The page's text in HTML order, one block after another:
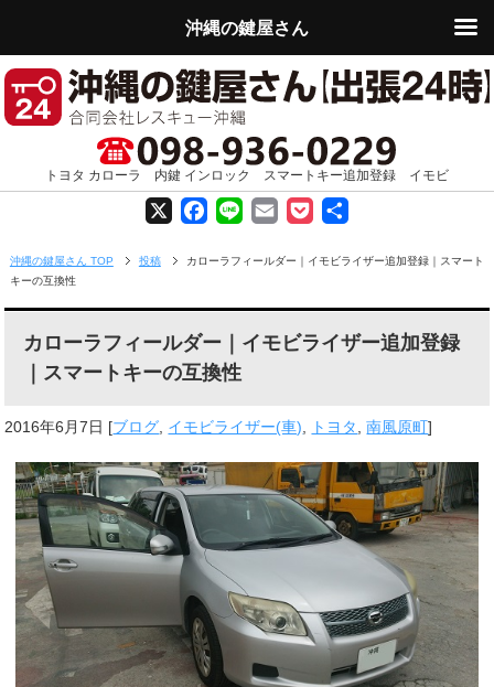
トヨタ カローラ 内鍵 インロック スマートキー追加登録 イモビ
X F
a
e
b
k
L
i
e
E
m
i
P
o
k
有
沖縄の鍵屋さん TOP 投稿
カローラフィールダー｜イモビライザー追加登録｜スマート
キーの互換性
カローラフィールダー｜イモビライザー追加登録
｜スマートキーの互換性
2016年6月7日 [ブログ, イモビライザー(車), トヨタ,南風原町]
沖縄の鍵屋さん